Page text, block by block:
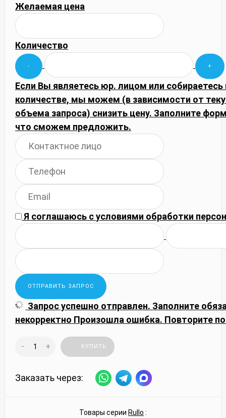
Желаемая цена
Количество
Если Вы являетесь юр. лицом или
количестве, мы можем (в зависимости от
объема запроса) снизить цену. Заполните
что сможем предложить.
Я соглашаюсь сусловиями обработки
Запрос успешно отправлен. Заполните
некорректно Произошла ошибка. Повторите
- + КУПИТЬ
Заказать через:
Товары серии Rullo :